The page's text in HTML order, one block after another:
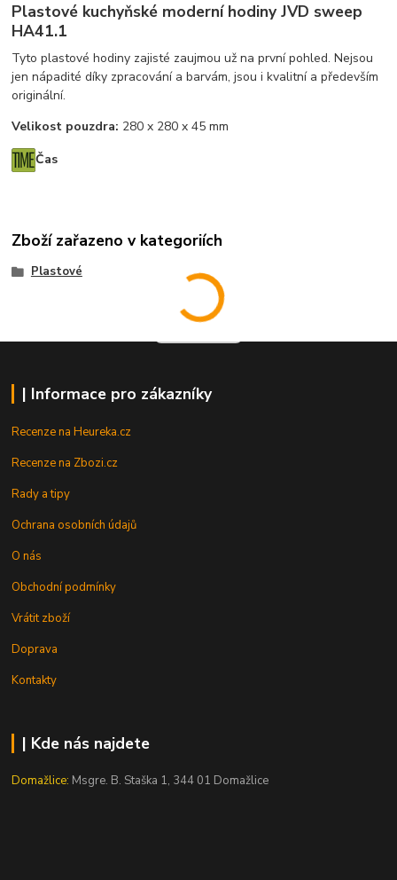
Plastové kuchyňské moderní hodiny JVD sweep
HA41.1
Tyto plastové hodiny zajisté zaujmou už na první pohled. Nejsou
jen nápadité díky zpracování a barvám, jsou i kvalitní a především
originální.
Velikost pouzdra: 280 x 280 x 45 mm
Čas
Zboží zařazeno v kategoriích
Plastové
| Informace pro zákazníky
Recenze na Heureka.cz
Recenze na Zbozi.cz
Rady a tipy
Ochrana osobních údajů
O nás
Obchodní podmínky
Vrátit zboží
Doprava
Kontakty
| Kde nás najdete
Domažlice: Msgre. B. Staška 1, 344 01 Domažlice